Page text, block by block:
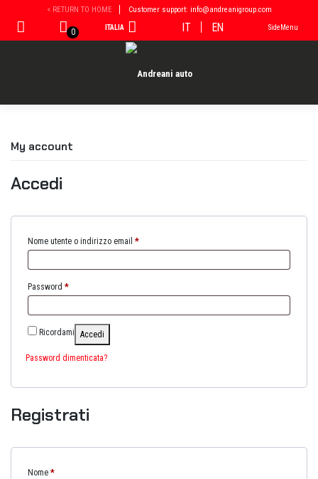
contenuto
< RETURN TO HOME Customer support: info@andreanigroup.com
0 ITALIA IT EN SideMenu
My account
Accedi
Nome utente o indirizzo email *
Password *
Ricordami Accedi
Password dimenticata?
Registrati
Nome *